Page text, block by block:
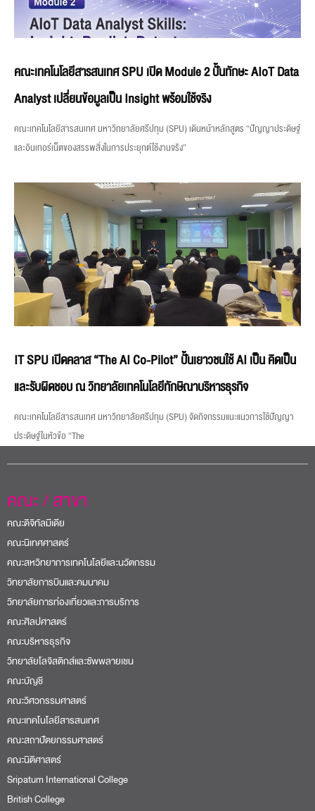
คณะเทคโนโลยีสารสนเทศ SPU เปิด Module 2 ปั้นทักษะ AIoT Data
Analyst เปลี่ยนข้อมูลเป็น Insight พร้อมใช้จริง
คณะเทคโนโลยีสารสนเทศ มหาวิทยาลัยศรีปทุม (SPU) เดินหน้าหลักสูตร “ปัญญาประดิษฐ์
และอินเทอร์เน็ตของสรรพสิ่งในการประยุกต์ใช้งานจริง”
IT SPU เปิดคลาส “The AI Co-Pilot” ปั้นเยาวชนใช้ AI เป็น คิดเป็น
และรับผิดชอบ ณ วิทยาลัยเทคโนโลยีทักษิณาบริหารธุรกิจ
คณะเทคโนโลยีสารสนเทศ มหาวิทยาลัยศรีปทุม (SPU) จัดกิจกรรมแนะแนวการใช้ปัญญา
ประดิษฐ์ในหัวข้อ “The
คณะ / สาขา
คณะดิจิทัลมีเดีย
คณะนิเทศศาสตร์
คณะสหวิทยาการเทคโนโลยีและนวัตกรรม
วิทยาลัยการบินและคมนาคม
วิทยาลัยการท่องเที่ยวและการบริการ
คณะศิลปศาสตร์
คณะบริหารธุรกิจ
วิทยาลัยโลจิสติกส์และซัพพลายเชน
คณะบัญชี
คณะวิศวกรรมศาสตร์
คณะเทคโนโลยีสารสนเทศ
คณะสถาปัตยกรรมศาสตร์
คณะนิติศาสตร์
Sripatum International College
British College